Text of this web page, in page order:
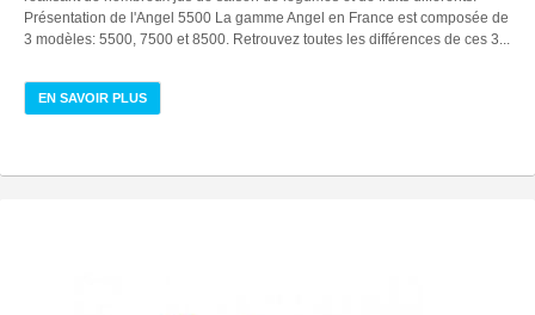
Présentation de l'Angel 5500 La gamme Angel en France est composée de
3 modèles: 5500, 7500 et 8500. Retrouvez toutes les différences de ces 3...
EN SAVOIR PLUS